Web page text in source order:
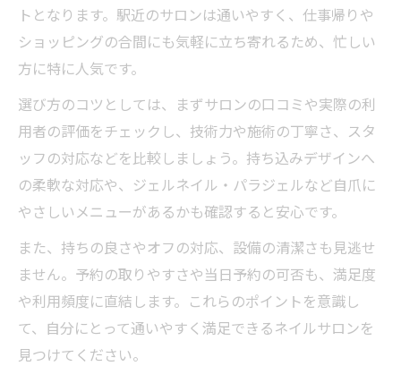
個人ネイル空間で叶う自分だけの贅沢な時
名鉄名古屋駅周辺のプライベートサロン最
新事情
人気上昇中の個人ネイル空間の特長とは
プライベートネイルサロンで安心できる理
コスパ重視なら注目のプライベートネイル
コスパで選ぶプライベートネイルサロンの
ポイント
名鉄名古屋駅周辺で安いプライベートサロ
トとなります。駅近のサロンは通いやすく、仕事帰りや
ショッピングの合間にも気軽に立ち寄れるため、忙しい
方に特に人気です。
選び方のコツとしては、まずサロンの口コミや実際の利
用者の評価をチェックし、技術力や施術の丁寧さ、スタ
ッフの対応などを比較しましょう。持ち込みデザインへ
の柔軟な対応や、ジェルネイル・パラジェルなど自爪に
やさしいメニューがあるかも確認すると安心です。
また、持ちの良さやオフの対応、設備の清潔さも見逃せ
ません。予約の取りやすさや当日予約の可否も、満足度
や利用頻度に直結します。これらのポイントを意識し
て、自分にとって通いやすく満足できるネイルサロンを
見つけてください。